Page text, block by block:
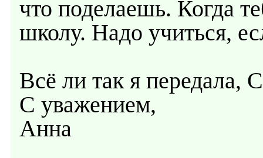
что поделаешь. Когда
школу. Надо учиться,
Всё ли так я передала,
С уважением,
Анна